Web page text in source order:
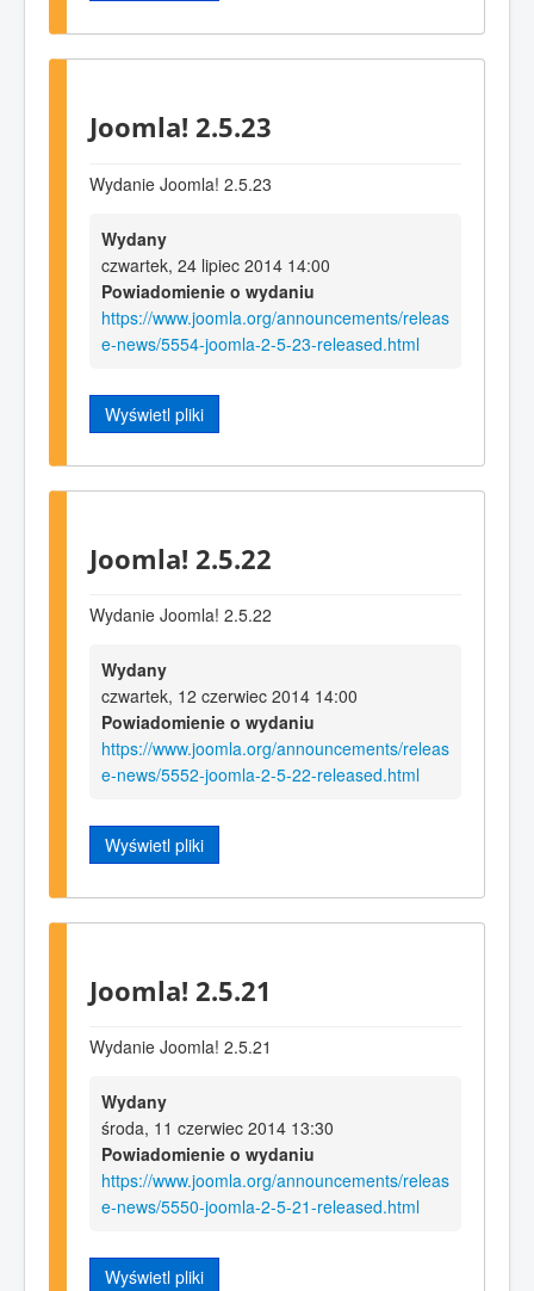
Joomla! 2.5.23
Wydanie Joomla! 2.5.23
Wydany
czwartek, 24 lipiec 2014 14:00
Powiadomienie o wydaniu
https://www.joomla.org/announcements/releas
e-news/5554-joomla-2-5-23-released.html
Wyświetl pliki
Joomla! 2.5.22
Wydanie Joomla! 2.5.22
Wydany
czwartek, 12 czerwiec 2014 14:00
Powiadomienie o wydaniu
https://www.joomla.org/announcements/releas
e-news/5552-joomla-2-5-22-released.html
Wyświetl pliki
Joomla! 2.5.21
Wydanie Joomla! 2.5.21
Wydany
środa, 11 czerwiec 2014 13:30
Powiadomienie o wydaniu
https://www.joomla.org/announcements/releas
e-news/5550-joomla-2-5-21-released.html
Wyświetl pliki